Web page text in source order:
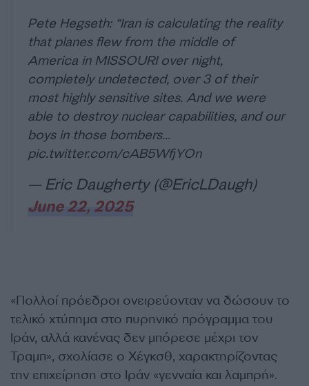
Pete Hegseth: “Iran is calculating the reality
that planes flew from the middle of
America in MISSOURI over night,
completely undetected, over 3 of their
most highly sensitive sites. And we were
able to destroy nuclear capabilities, and our
boys in those bombers…
pic.twitter.com/cAB5WfjYOn
— Eric Daugherty (@EricLDaugh)
June 22, 2025
«Πολλοί πρόεδροι ονειρεύονταν να δώσουν το
τελικό χτύπημα στο πυρηνικό πρόγραμμα του
Ιράν, αλλά κανένας δεν μπόρεσε μέχρι τον
Τραμπ», σχολίασε ο Χέγκσθ, χαρακτηρίζοντας
την επιχείρηση στο Ιράν «γενναία και λαμπρή».